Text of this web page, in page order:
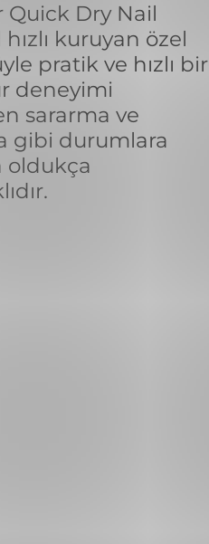
Quick Dry Nail
kuruyan özel
pratik ve hızlı bir
deneyimi
sararma ve
gibi durumlara
oldukça